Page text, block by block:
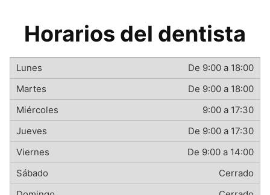
Horarios del dentista
De 9:00 a 18:00
De 9:00 a 18:00
9:00 a 17:30
De 9:00 a 17:30
De 9:00 a 14:00
Cerrado